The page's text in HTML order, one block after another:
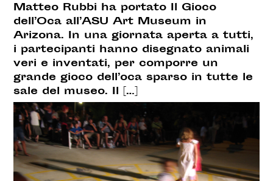
Matteo Rubbi ha portato Il Gioco
dell’Oca all’ASU Art Museum in
Arizona. In una giornata aperta a tutti,
i partecipanti hanno disegnato animali
veri e inventati, per comporre un
grande gioco dell’oca sparso in tutte le
sale del museo. Il […]